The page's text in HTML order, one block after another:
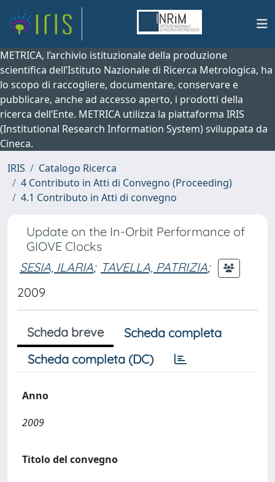
METRICA, l’archivio istituzionale della produzione
scientifica dell’Istituto Nazionale di Ricerca Metrologica, ha
lo scopo di raccogliere, documentare, conservare e
pubblicare, anche ad accesso aperto, i prodotti della
ricerca dell’Ente. METRICA utilizza la piattaforma IRIS
(Institutional Research Information System) sviluppata da
Cineca.
IRIS
Catalogo Ricerca
4 Contributo in Atti di Convegno (Proceeding)
4.1 Contributo in Atti di convegno
Update on the In-Orbit Performance of
GIOVE Clocks
SESIA, ILARIA; TAVELLA, PATRIZIA;
2009
Scheda breve
Scheda completa
Scheda completa (DC)
Anno
2009
Titolo del convegno